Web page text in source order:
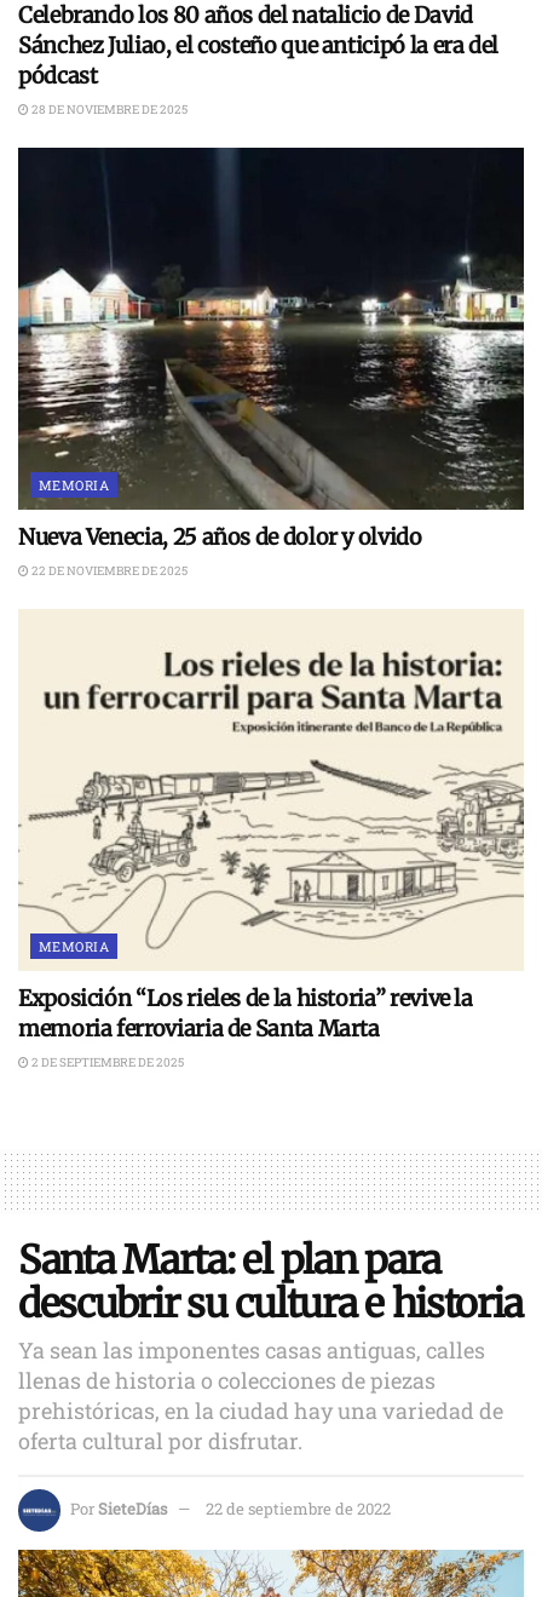
Celebrando los 80 años del natalicio de David
Sánchez Juliao, el costeño que anticipó la era del
pódcast
28 DE NOVIEMBRE DE 2025
MEMORIA
Nueva Venecia, 25 años de dolor y olvido
22 DE NOVIEMBRE DE 2025
MEMORIA
Exposición “Los rieles de la historia” revive la
memoria ferroviaria de Santa Marta
2 DE SEPTIEMBRE DE 2025
Santa Marta: el plan para
descubrir su cultura e historia
Ya sean las imponentes casas antiguas, calles
llenas de historia o colecciones de piezas
prehistóricas, en la ciudad hay una variedad de
oferta cultural por disfrutar.
PorSieteDías 22 de septiembre de 2022